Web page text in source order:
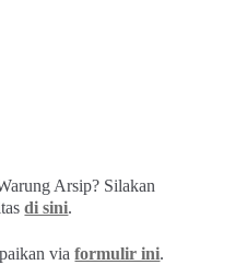
Arsip? Silakan
di sini.
viaformulir ini.